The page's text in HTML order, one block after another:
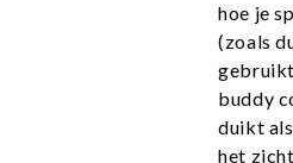
hoe je
(zoals
gebruikt
buddy
duikt
het